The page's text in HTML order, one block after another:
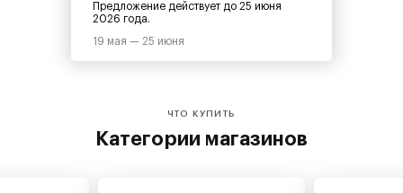
Предложение действует до 25 июня
2026 года.
19 мая — 25 июня
ЧТО КУПИТЬ
Категории магазинов